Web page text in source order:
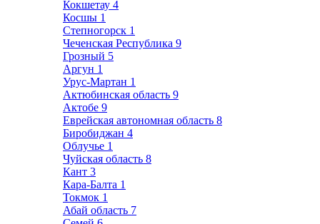
Кокшетау 4
Косшы 1
Степногорск 1
Чеченская Республика 9
Грозный 5
Аргун 1
Урус-Мартан 1
Актюбинская область 9
Актобе 9
Еврейская автономная область 8
Биробиджан 4
Облучье 1
Чуйская область 8
Кант 3
Кара-Балта 1
Токмок 1
Абай область 7